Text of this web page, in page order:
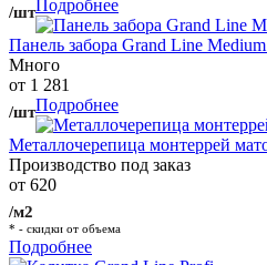
/штПодробнее
Панель забора Grand Line
Много
от 1 281
/штПодробнее
Металлочерепица монтеррей
Производство под заказ
от 620
/м2
* - скидки от объема
Подробнее